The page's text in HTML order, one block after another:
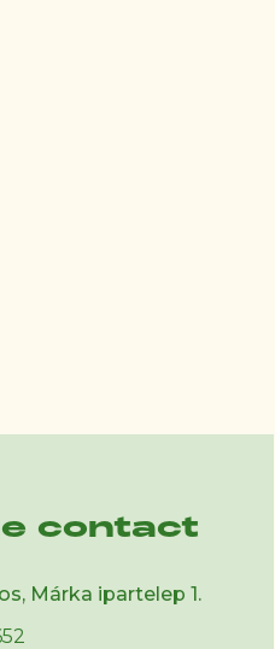
contact
Márka ipartelep 1.